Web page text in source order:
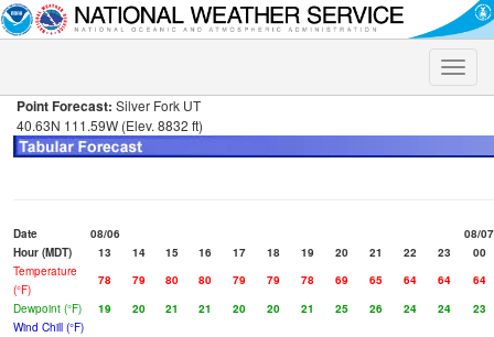
Toggle
Point Forecast: Silver Fork UT
40.63N 111.59W (Elev. 8832 ft)
Date 08/06
08/07
Hour (MDT)
13 14 15 16 17 18 19 20 21 22 23
00
Temperature
(°F)
78 79 80 80 79 79 78 69 65 64 64
64
Dewpoint (°F)
19 20 21 21 20 20 21 25 26 24 24
23
Wind Chill (°F)